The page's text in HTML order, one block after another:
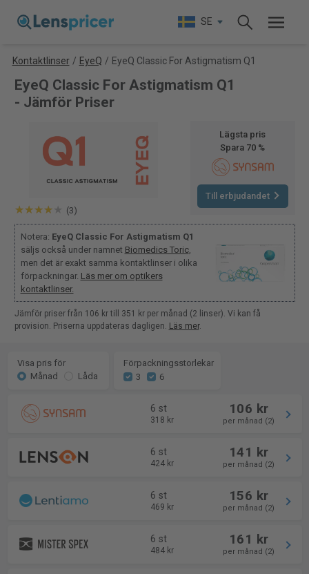
SE
Kontaktlinser / EyeQ / EyeQ Classic For Astigmatism Q1
EyeQ Classic For Astigmatism Q1
- Jämför Priser
(3)
Lägsta pris
Spara 70 %
Till erbjudandet
Notera: EyeQ Classic For Astigmatism Q1
säljs också under namnet Biomedics Toric,
men det är exakt samma kontaktlinser i olika
förpackningar. Läs mer om optikers
kontaktlinser.
Jämför priser från 106 kr till 351 kr per månad (2 linser). Vi kan få
provision. Priserna uppdateras dagligen. Läs mer.
Visa pris för
Månad
Låda
Förpackningsstorlekar
3
6
6 st
318 kr
106 kr
per månad (2)
6 st
424 kr
141 kr
per månad (2)
6 st
469 kr
156 kr
per månad (2)
6 st
484 kr
161 kr
per månad (2)